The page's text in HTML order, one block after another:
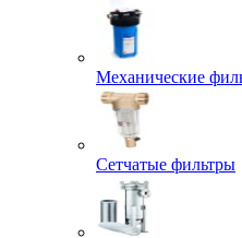
Механические
Сетчатые фильтры